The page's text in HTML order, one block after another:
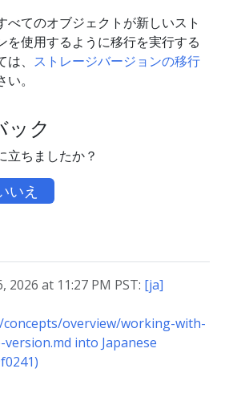
べてのオブジェクトが新しいスト
を使用するように移行を実行する
、 ストレージバージョンの移行
。
ック
立ちましたか？
いえ
2026 at 11:27 PM PST: [ja]
overview/working-with-
into Japanese